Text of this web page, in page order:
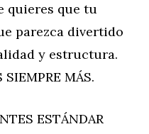
quieres que tu
parezca divertido
y estructura.
MÁS.
ESTÁNDAR